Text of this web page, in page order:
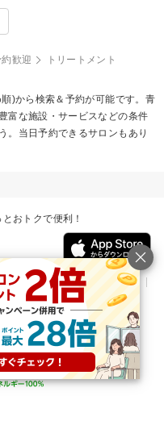
歓迎 トリートメント
)から検索＆予約が可能です。青
富な施設・サービスなどの条件
。当日予約できるサロンもあり
おトクで便利！
リリース情報
利用規約
様
サービス一覧 アプリ一覧
Inc.